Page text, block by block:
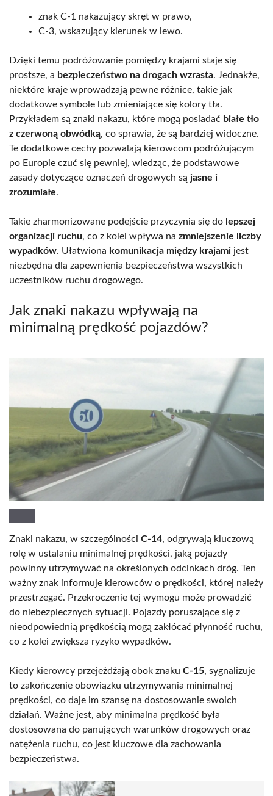
znak C-1 nakazujący skręt w prawo,
C-3, wskazujący kierunek w lewo.
Dzięki temu podróżowanie pomiędzy krajami staje się
prostsze, a bezpieczeństwo na drogach wzrasta. Jednakże,
niektóre kraje wprowadzają pewne różnice, takie jak
dodatkowe symbole lub zmieniające się kolory tła.
Przykładem są znaki nakazu, które mogą posiadać białe tło
z czerwoną obwódką, co sprawia, że są bardziej widoczne.
Te dodatkowe cechy pozwalają kierowcom podróżującym
po Europie czuć się pewniej, wiedząc, że podstawowe
zasady dotyczące oznaczeń drogowych są jasne i
zrozumiałe.
Takie zharmonizowane podejście przyczynia się do lepszej
organizacji ruchu, co z kolei wpływa na zmniejszenie liczby
wypadków. Ułatwiona komunikacja między krajami jest
niezbędna dla zapewnienia bezpieczeństwa wszystkich
uczestników ruchu drogowego.
Jak znaki nakazu wpływają na
minimalną prędkość pojazdów?
Znaki nakazu, w szczególności C-14, odgrywają kluczową
rolę w ustalaniu minimalnej prędkości, jaką pojazdy
powinny utrzymywać na określonych odcinkach dróg. Ten
ważny znak informuje kierowców o prędkości, której należy
przestrzegać. Przekroczenie tej wymogu może prowadzić
do niebezpiecznych sytuacji. Pojazdy poruszające się z
nieodpowiednią prędkością mogą zakłócać płynność ruchu,
co z kolei zwiększa ryzyko wypadków.
Kiedy kierowcy przejeżdżają obok znaku C-15, sygnalizuje
to zakończenie obowiązku utrzymywania minimalnej
prędkości, co daje im szansę na dostosowanie swoich
działań. Ważne jest, aby minimalna prędkość była
dostosowana do panujących warunków drogowych oraz
natężenia ruchu, co jest kluczowe dla zachowania
bezpieczeństwa.